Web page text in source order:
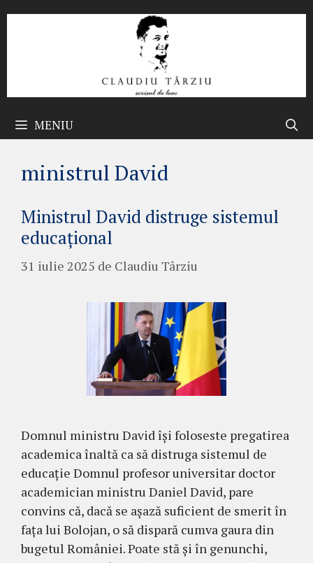
MENIU
ministrul David
Ministrul David distruge sistemul
educațional
31 iulie 2025 de Claudiu Târziu
Domnul ministru David își foloseste pregatirea
academica înaltă ca să distruga sistemul de
educație Domnul profesor universitar doctor
academician ministru Daniel David, pare
convins că, dacă se așază suficient de smerit în
fața lui Bolojan, o să dispară cumva gaura din
bugetul României. Poate stă și în genunchi,